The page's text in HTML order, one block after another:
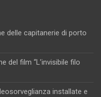
delle capitanerie di porto
del film “L’invisibile filo
installate e